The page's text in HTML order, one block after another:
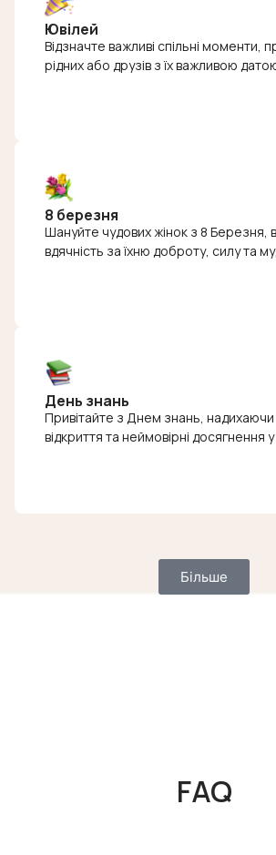
Ювілей
Відзначте важливі спільні моменти,
рідних або друзів з їх важливою
8 березня
Шануйте чудових жінок з 8 Березня,
вдячність за їхню доброту, силу та
День знань
Привітайте з Днем знань, надихаючи
відкриття та неймовірні досягнення у
Більше
FAQ